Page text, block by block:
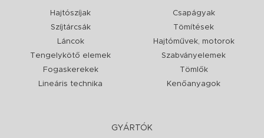
Hajtószíjak
Szíjtárcsák
Láncok
Tengelykötő elemek
Fogaskerekek
Lineáris technika
Csapágyak
Tömítések
Hajtóművek, motorok
Szabványelemek
Tömlők
Kenőanyagok
GYÁRTÓK